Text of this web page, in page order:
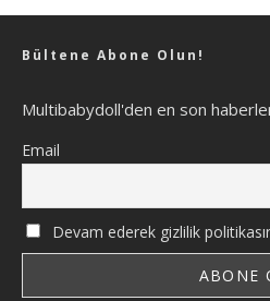
Bültene Abone Olun!
Multibabydoll'den en son
Email
Devam ederek gizlilik